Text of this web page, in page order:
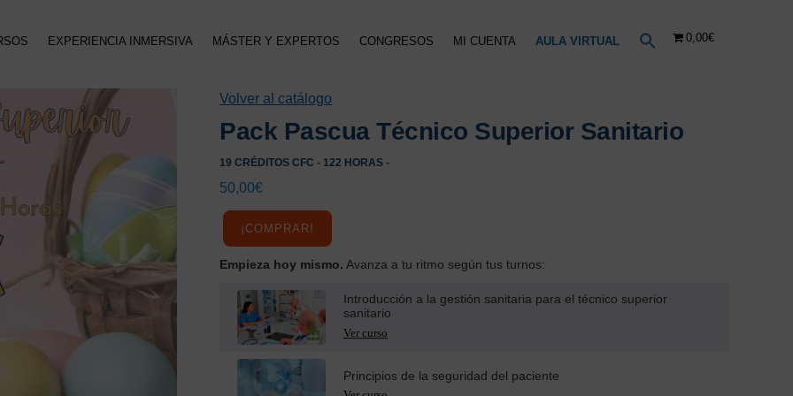
EXPERIENCIA INMERSIVA MÁSTER Y EXPERTOS CONGRESOS MI CUENTA AULA VIRTUAL 0,00€
Volver al catálogo
Pack Pascua Técnico Superior Sanitario
19 CRÉDITOS CFC - 122 HORAS -
50,00€
Empieza hoy mismo. Avanza a tu ritmo según tus turnos:
Introducción a la gestión sanitaria para el técnico superior
sanitario
Principios de la seguridad del paciente
¡COMPRAR!